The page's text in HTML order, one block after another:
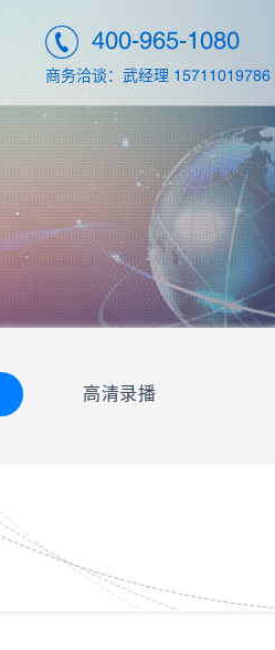
400-965-1080
商务洽谈：武经理 15711019786
高清录播